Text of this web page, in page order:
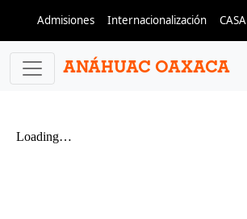
Admisiones Internacionalización CASA
ANÁHUAC OAXACA